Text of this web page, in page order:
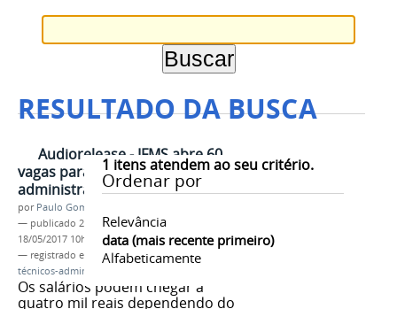
RESULTADO DA BUSCA
1 itens atendem ao seu critério.
Ordenar por
Relevância
data (mais recente primeiro)
Alfabeticamente
Audiorelease - IFMS abre 60
vagas para técnicos-
administrativos
por Paulo Gomes
— publicado 25/07/2016—última modificação
18/05/2017 10h39
— registrado em:
áudio,Concurso público
técnicos-administrativos
Os salários podem chegar a
quatro mil reais dependendo do